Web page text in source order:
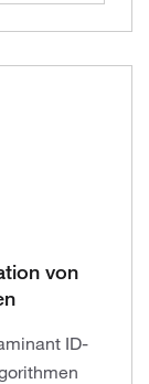
von
ID-